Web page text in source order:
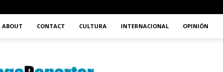
ABOUT CONTACT CULTURA INTERNACIONAL OPINIÓN